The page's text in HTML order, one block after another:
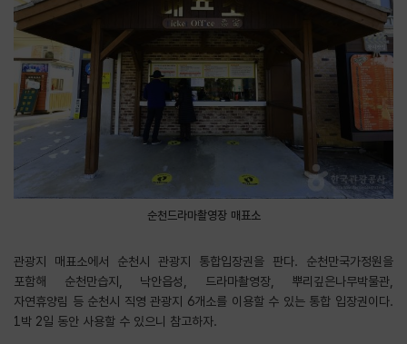
순천드라마촬영장 매표소
관광지 매표소에서 순천시 관광지 통합입장권을 판다. 순천만국가정원을
포함해 순천만습지, 낙안읍성, 드라마촬영장, 뿌리깊은나무박물관,
자연휴양림 등 순천시 직영 관광지 6개소를 이용할 수 있는 통합 입장권이다.
1박 2일 동안 사용할 수 있으니 참고하자.